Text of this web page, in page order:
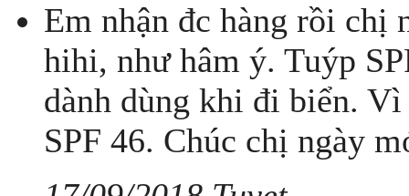
Em nhận đc hàng rồi chị
hihi, như hâm ý. Tuýp
dành dùng khi đi biển.
SPF 46. Chúc chị ngày